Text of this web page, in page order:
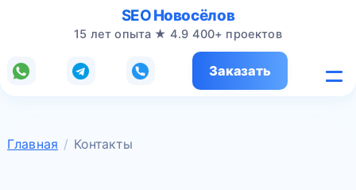
SEOНовосёлов
15 лет опыта ★ 4.9 400+ проектов
Заказать
Главная / Контакты